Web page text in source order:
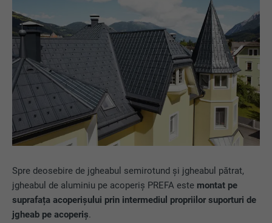
Spre deosebire de jgheabul semirotund și jgheabul pătrat,
jgheabul de aluminiu pe acoperiș PREFA este montat pe
suprafața acoperișului prin intermediul propriilor suporturi de
jgheab pe acoperiș.